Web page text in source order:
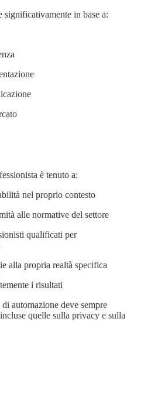
significativamente in base a:
è tenuto a:
nel proprio contesto
alle normative del settore
qualificati per
alla propria realtà specifica
i risultati
automazione deve sempre
quelle sulla privacy e sulla